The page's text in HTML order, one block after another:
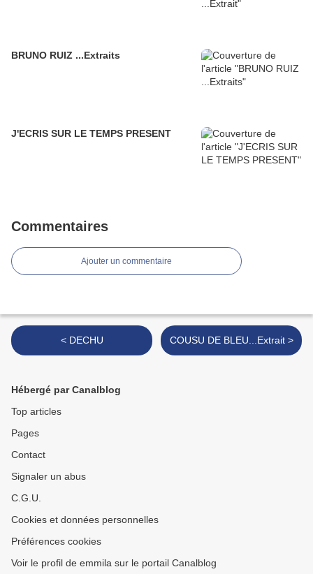
BRUNO RUIZ ...Extraits
J'ECRIS SUR LE TEMPS PRESENT
Commentaires
Ajouter un commentaire
< DECHU COUSU DE BLEU...Extrait >
Hébergé par Canalblog
Top articles
Pages
Contact
Signaler un abus
C.G.U.
Cookies et données personnelles
Préférences cookies
Voir le profil de emmila sur le portail Canalblog